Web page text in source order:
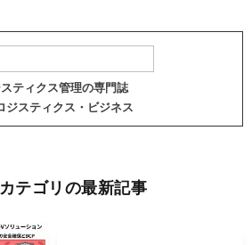
ティクス管理の専門誌
ジスティクス・ビジネス
カテゴリの最新記事